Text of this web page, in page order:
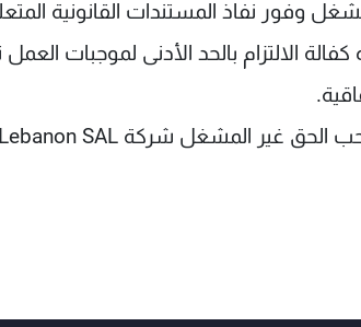
الحق المشغل وفور نفاذ المستندات القانونية
كفالة الالتزام بالحد الأدنى لموجبات